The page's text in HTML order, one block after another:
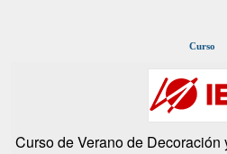
Curso
Curso de Verano de